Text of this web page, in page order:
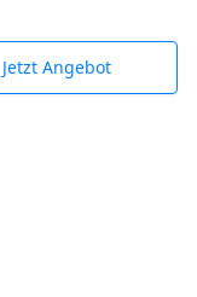
Jetzt Angebot